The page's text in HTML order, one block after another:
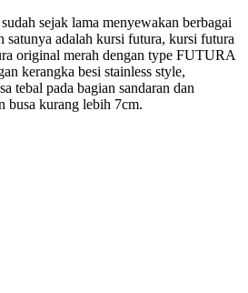
sejak lama menyewakan berbagai
satunya adalah kursi futura, kursi futura
original merah dengan type FUTURA
kerangka besi stainless style,
tebal pada bagian sandaran dan
busa kurang lebih 7cm.